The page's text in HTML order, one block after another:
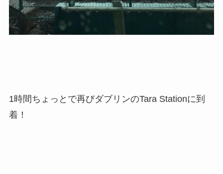
1時間ちょっとで再びダブリンのTara Stationに到
着！